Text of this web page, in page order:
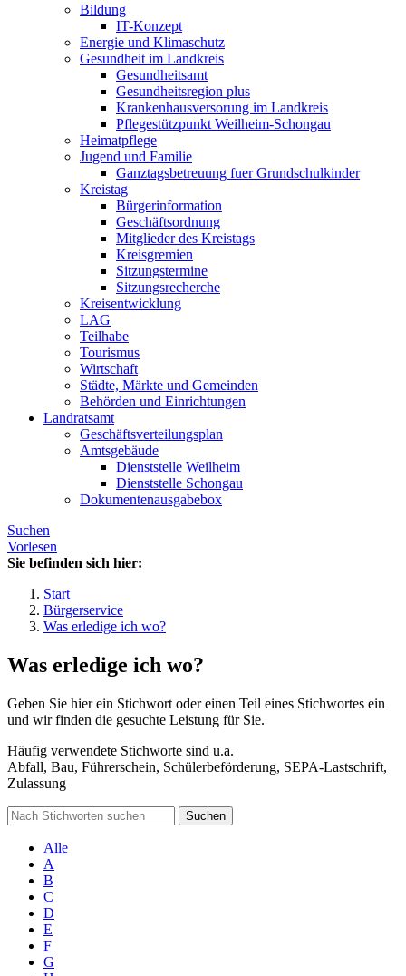
Bildung
IT-Konzept
Energie und Klimaschutz
Gesundheit im Landkreis
Gesundheitsamt
Gesundheitsregion plus
Krankenhausversorung im Landkreis
Pflegestützpunkt Weilheim-Schongau
Heimatpflege
Jugend und Familie
Ganztagsbetreuung fuer Grundschulkinder
Kreistag
Bürgerinformation
Geschäftsordnung
Mitglieder des Kreistags
Kreisgremien
Sitzungstermine
Sitzungsrecherche
Kreisentwicklung
LAG
Teilhabe
Tourismus
Wirtschaft
Städte, Märkte und Gemeinden
Behörden und Einrichtungen
Landratsamt
Geschäftsverteilungsplan
Amtsgebäude
Dienststelle Weilheim
Dienststelle Schongau
Dokumentenausgabebox
Suchen
Vorlesen
Sie befinden sich hier:
Start
Bürgerservice
Was erledige ich wo?
Was erledige ich wo?
Geben Sie hier ein Stichwort oder einen Teil eines Stichwortes ein
und wir finden die gesuchte Leistung für Sie.
Häufig verwendete Stichworte sind u.a.
Abfall, Bau, Führerschein, Schülerbeförderung, SEPA-Lastschrift,
Zulassung
Suchen
Alle
A
B
C
D
E
F
G